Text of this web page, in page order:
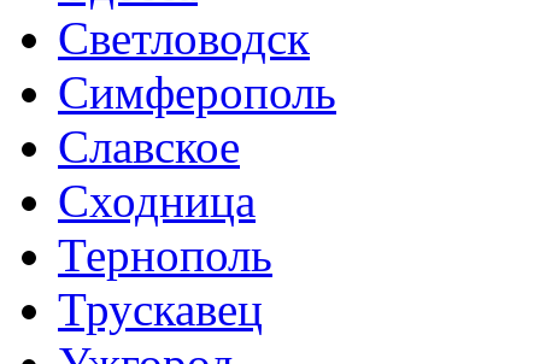
Светловодск
Симферополь
Славское
Сходница
Тернополь
Трускавец